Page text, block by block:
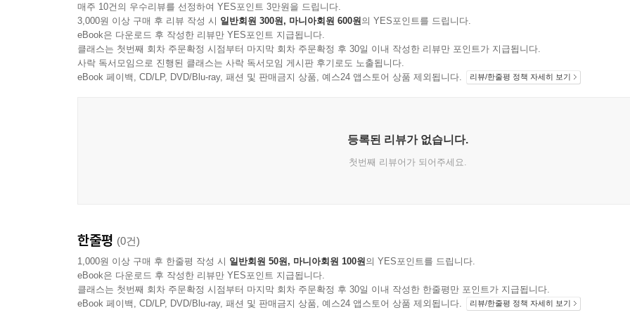
매주 10건의 우수리뷰를 선정하여 YES포인트 3만원을 드립니다.
3,000원 이상 구매 후 리뷰 작성 시 일반회원 300원, 마니아회원 600원의 YES포인트를 드립니다.
eBook은 다운로드 후 작성한 리뷰만 YES포인트 지급됩니다.
클래스는 첫번째 회차 주문확정 시점부터 마지막 회차 주문확정 후 30일 이내 작성한 리뷰만 포인트가 지급됩니다.
사락 독서모임으로 진행된 클래스는 사락 독서모임 게시판 후기로도 노출됩니다.
eBook 페이백, CD/LP, DVD/Blu-ray, 패션 및 판매금지 상품, 예스24 앱스토어 상품 제외됩니다.
리뷰/한줄평 정책 자세히 보기
등록된 리뷰가 없습니다.
첫번째 리뷰어가 되어주세요.
한줄평 (0건)
1,000원 이상 구매 후 한줄평 작성 시 일반회원 50원, 마니아회원 100원의 YES포인트를 드립니다.
eBook은 다운로드 후 작성한 리뷰만 YES포인트 지급됩니다.
클래스는 첫번째 회차 주문확정 시점부터 마지막 회차 주문확정 후 30일 이내 작성한 한줄평만 포인트가 지급됩니다.
eBook 페이백, CD/LP, DVD/Blu-ray, 패션 및 판매금지 상품, 예스24 앱스토어 상품 제외됩니다.
리뷰/한줄평 정책 자세히 보기